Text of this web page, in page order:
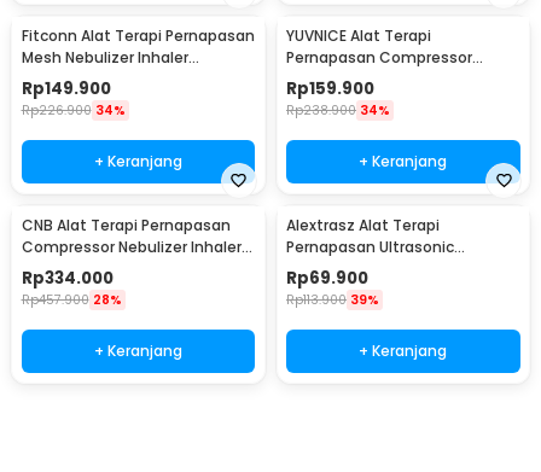
Fitconn Alat Terapi Pernapasan
Mesh Nebulizer Inhaler
Atomizer - MY-135B
Rp149.900
Rp226.900 34%
+ Keranjang
YUVNICE Alat Terapi
Pernapasan Compressor
Nebulizer Inhaler Atomizer -
CDC-300S
Rp159.900
Rp238.900 34%
+ Keranjang
CNB Alat Terapi Pernapasan
Compressor Nebulizer Inhaler
Atomizer - 69025S
Rp334.000
Rp457.900 28%
+ Keranjang
Alextrasz Alat Terapi
Pernapasan Ultrasonic
Nebulizer Inhaler Atomizer -
FLK-W301
Rp69.900
Rp113.900 39%
+ Keranjang